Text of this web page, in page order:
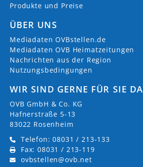
Produkte und Preise
ÜBER UNS
Mediadaten OVBstellen.de
Mediadaten OVB Heimatzeitungen
Nachrichten aus der Region
Nutzungsbedingungen
WIR SIND GERNE FÜR SIE DA
OVB GmbH & Co. KG
Hafnerstraße 5-13
83022 Rosenheim
Telefon: 08031 / 213-133
Fax: 08031 / 213-119
ovbstellen@ovb.net